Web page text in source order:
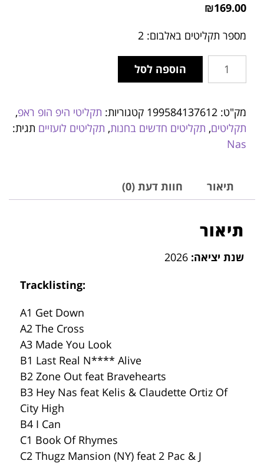
₪169.00
מספר תקליטים באלבום: 2
הוספה לסל
מק"ט: 199584137612 קטגוריות: תקליטי היפ הופ ראפ,
תקליטים, תקליטים חדשים בחנות, תקליטים לועזיים תגית:
Nas
תיאור חוות דעת (0)
תיאור
שנת יציאה:
Tracklisting:
A1 Get Down
A2 The Cross
A3 Made You Look
B1 Last Real N**** Alive
B2 Zone Out feat Bravehearts
B3 Hey Nas feat Kelis & Claudette Ortiz Of
City High
B4 I Can
C1 Book Of Rhymes
C2 Thugz Mansion (NY) feat 2 Pac & J